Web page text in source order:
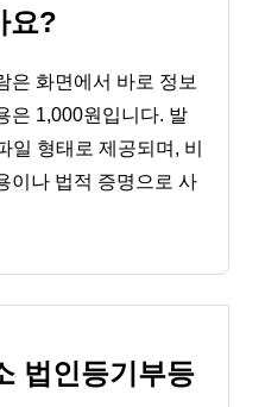
요?
은 화면에서 바로 정보
은 1,000원입니다. 발
일 형태로 제공되며, 비
이나 법적 증명으로 사
법인등기부등